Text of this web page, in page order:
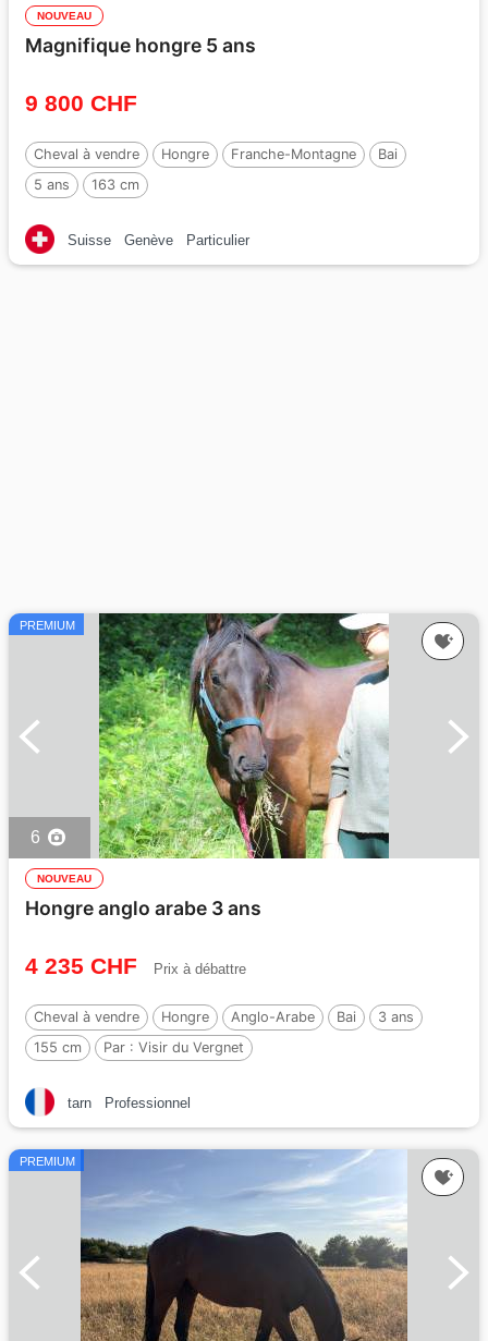
NOUVEAU
Magnifique hongre 5 ans
9 800 CHF
Cheval à vendre Hongre Franche-Montagne
Bai
5 ans
163 cm
Suisse Genève Particulier
PREMIUM
6
NOUVEAU
Hongre anglo arabe 3 ans
4 235 CHF Prix à débattre
Cheval à vendre Hongre Anglo-Arabe Bai
3 ans
155 cm
Par : Visir du Vergnet
tarn Professionnel
PREMIUM